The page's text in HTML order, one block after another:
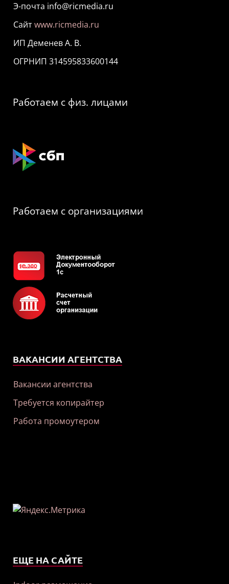
Э-почта info@ricmedia.ru
Сайтwww.ricmedia.ru
ИП Деменев А. В.
ОГРНИП 314595833600144
Работаем с физ. лицами
Работаем с организациями
ВАКАНСИИ АГЕНТСТВА
Вакансии агентства
Требуется копирайтер
Работа промоутером
ЕЩЕ НА САЙТЕ